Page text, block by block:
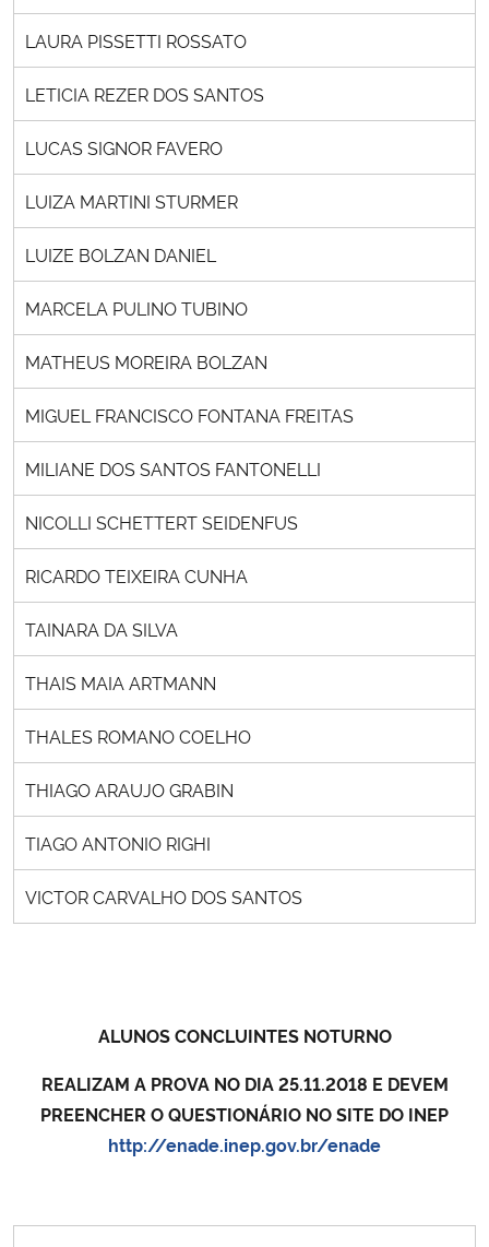
LAURA PISSETTI ROSSATO
LETICIA REZER DOS SANTOS
LUCAS SIGNOR FAVERO
LUIZA MARTINI STURMER
LUIZE BOLZAN DANIEL
MARCELA PULINO TUBINO
MATHEUS MOREIRA BOLZAN
MIGUEL FRANCISCO FONTANA FREITAS
MILIANE DOS SANTOS FANTONELLI
NICOLLI SCHETTERT SEIDENFUS
RICARDO TEIXEIRA CUNHA
TAINARA DA SILVA
THAIS MAIA ARTMANN
THALES ROMANO COELHO
THIAGO ARAUJO GRABIN
TIAGO ANTONIO RIGHI
VICTOR CARVALHO DOS SANTOS
ALUNOS CONCLUINTES NOTURNO
REALIZAM A PROVA NO DIA 25.11.2018 E DEVEM
PREENCHER O QUESTIONÁRIO NO SITE DO INEP
http://enade.inep.gov.br/enade